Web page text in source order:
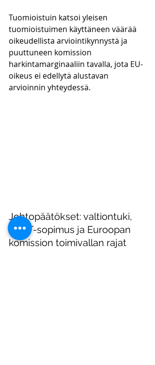
Tuomioistuin katsoi yleisen
tuomioistuimen käyttäneen väärää
oikeudellista arviointikynnystä ja
puuttuneen komission
harkintamarginaaliin tavalla, jota EU-
oikeus ei edellytä alustavan
arvioinnin yhteydessä.
Johtopäätökset: valtiontuki,
SEUT-sopimus ja Euroopan
komission toimivallan rajat